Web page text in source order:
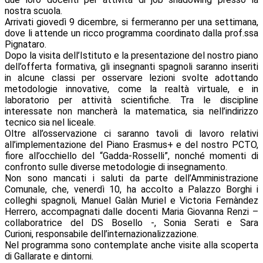
nostra scuola.
Arrivati giovedì 9 dicembre, si fermeranno per una settimana,
dove li attende un ricco programma coordinato dalla prof.ssa
Pignataro.
Dopo la visita dell’Istituto e la presentazione del nostro piano
dell’offerta formativa, gli insegnanti spagnoli saranno inseriti
in alcune classi per osservare lezioni svolte adottando
metodologie innovative, come la realtà virtuale, e in
laboratorio per attività scientifiche. Tra le discipline
interessate non mancherà la matematica, sia nell’indirizzo
tecnico sia nel liceale.
Oltre all’osservazione ci saranno tavoli di lavoro relativi
all’implementazione del Piano Erasmus+ e del nostro PCTO,
fiore all’occhiello del “Gadda-Rosselli”, nonché momenti di
confronto sulle diverse metodologie di insegnamento.
Non sono mancati i saluti da parte dell’Amministrazione
Comunale, che, venerdì 10, ha accolto a Palazzo Borghi i
colleghi spagnoli, Manuel Galàn Muriel e Victoria Fernàndez
Herrero, accompagnati dalle docenti Maria Giovanna Renzi –
collaboratrice del DS Bosello -, Sonia Serati e Sara
Curioni, responsabile dell’internazionalizzazione.
Nel programma sono contemplate anche visite alla scoperta
di Gallarate e dintorni.